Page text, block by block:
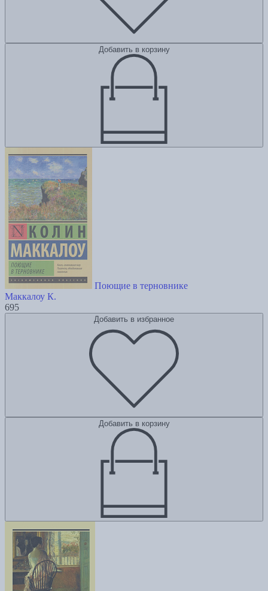
Добавить в корзину
Поющие в терновнике
Маккалоу К.
695
Добавить в избранное
Добавить в корзину